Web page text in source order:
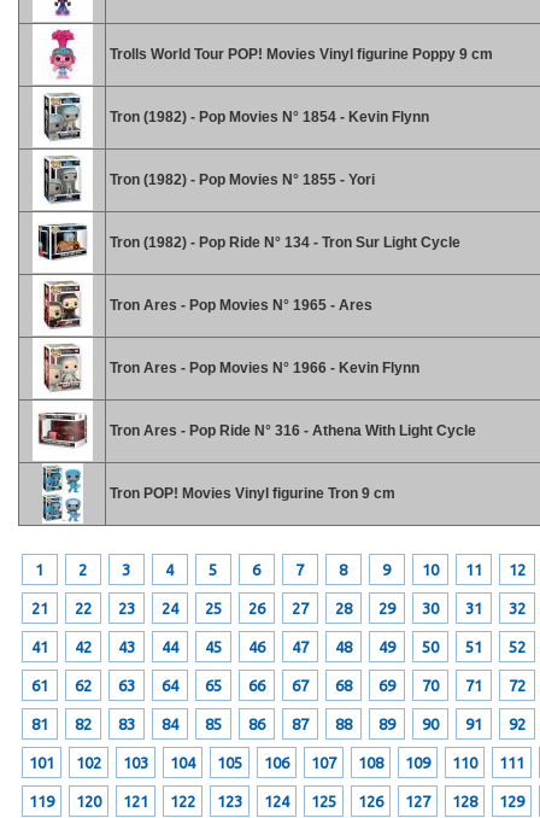
Trolls World Tour POP! Movies Vinyl figurine Poppy 9 cm
Tron (1982) - Pop Movies N° 1854 - Kevin Flynn
Tron (1982) - Pop Movies N° 1855 - Yori
Tron (1982) - Pop Ride N° 134 - Tron Sur Light Cycle
Tron Ares - Pop Movies N° 1965 - Ares
Tron Ares - Pop Movies N° 1966 - Kevin Flynn
Tron Ares - Pop Ride N° 316 - Athena With Light Cycle
Tron POP! Movies Vinyl figurine Tron 9 cm
1 2 3 4 5 6 7 8 9 10 11 12
21 22 23 24 25 26 27 28 29 30 31 32
41 42 43 44 45 46 47 48 49 50 51 52
61 62 63 64 65 66 67 68 69 70 71 72
81 82 83 84 85 86 87 88 89 90 91 92
101 102 103 104 105 106 107 108 109 110 111
119 120 121 122 123 124 125 126 127 128 129